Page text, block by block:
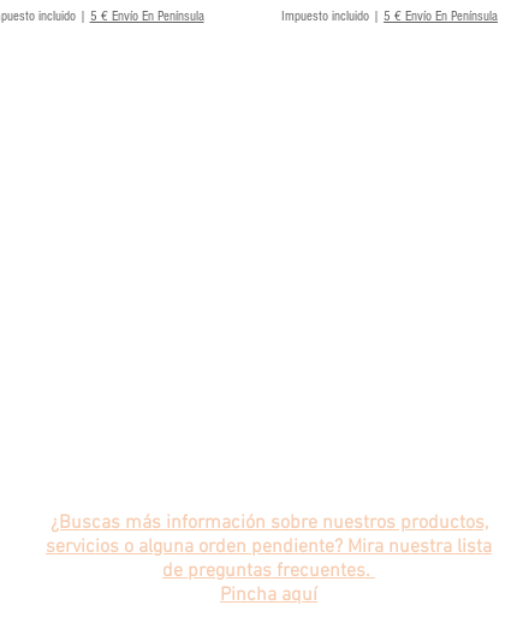
incluido| 5 € Envío En Península Impuesto incluido | 5 € Envío En Península
¿Buscas más información sobre nuestros productos,
servicios o alguna orden pendiente? Mira nuestra lista
de preguntas frecuentes.
Pincha aquí